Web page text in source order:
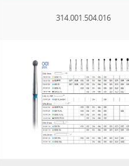
314.001.504.016